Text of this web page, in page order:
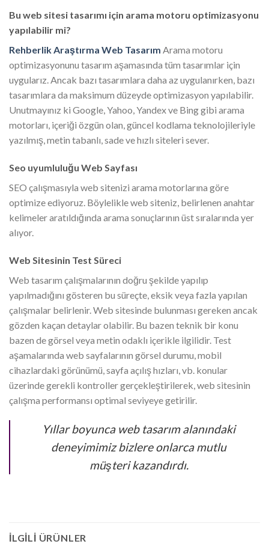
Bu web sitesi tasarımı için arama motoru optimizasyonu
yapılabilir mi?
Rehberlik Araştırma Web Tasarım Arama motoru
optimizasyonunu tasarım aşamasında tüm tasarımlar için
uygularız. Ancak bazı tasarımlara daha az uygulanırken, bazı
tasarımlara da maksimum düzeyde optimizasyon yapılabilir.
Unutmayınız ki Google, Yahoo, Yandex ve Bing gibi arama
motorları, içeriği özgün olan, güncel kodlama teknolojileriyle
yazılmış, metin tabanlı, sade ve hızlı siteleri sever.
Seo uyumluluğu Web Sayfası
SEO çalışmasıyla web sitenizi arama motorlarına göre
optimize ediyoruz. Böylelikle web siteniz, belirlenen anahtar
kelimeler aratıldığında arama sonuçlarının üst sıralarında yer
alıyor.
Web Sitesinin Test Süreci
Web tasarım çalışmalarının doğru şekilde yapılıp
yapılmadığını gösteren bu süreçte, eksik veya fazla yapılan
çalışmalar belirlenir. Web sitesinde bulunması gereken ancak
gözden kaçan detaylar olabilir. Bu bazen teknik bir konu
bazen de görsel veya metin odaklı içerikle ilgilidir. Test
aşamalarında web sayfalarının görsel durumu, mobil
cihazlardaki görünümü, sayfa açılış hızları, vb. konular
üzerinde gerekli kontroller gerçekleştirilerek, web sitesinin
çalışma performansı optimal seviyeye getirilir.
Yıllar boyunca web tasarım alanındaki
deneyimimiz bizlere onlarca mutlu
müşteri kazandırdı.
İLGILI ÜRÜNLER